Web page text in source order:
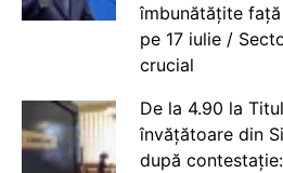
îmbunătățite
pe 17 iulie /
crucial
De la 4.90 la
învățătoare din
după